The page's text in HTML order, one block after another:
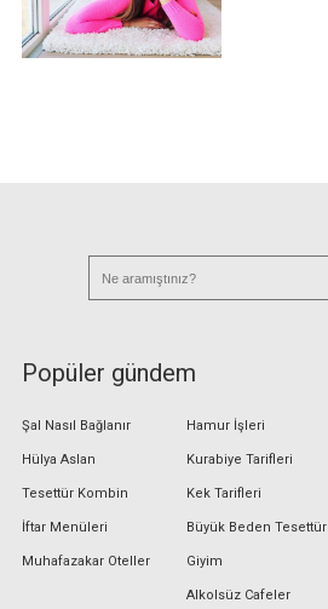
Popüler gündem
Şal Nasıl Bağlanır
Hülya Aslan
Tesettür Kombin
İftar Menüleri
Muhafazakar Oteller
Hamur İşleri
Kurabiye Tarifleri
Kek Tarifleri
Büyük Beden Tesettür
Giyim
Alkolsüz Cafeler